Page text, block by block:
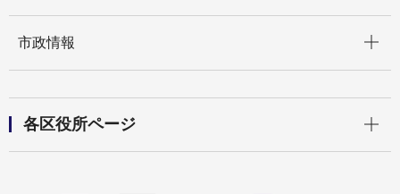
市政情報
各区役所ページ